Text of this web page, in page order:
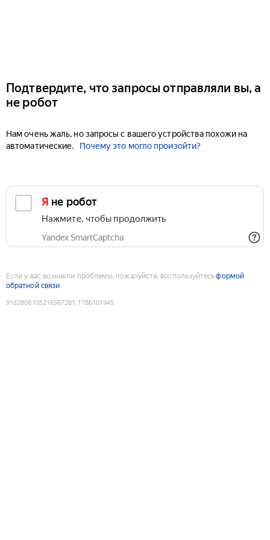
Подтвердите, что запросы отправляли вы, а
не робот
Нам очень жаль, но запросы с вашего устройства похожи на
автоматические.
Почему это могло произойти?
Я не робот
Нажмите, чтобы продолжить
Yandex SmartCaptcha
Если у вас возникли проблемы, пожалуйста, воспользуйтесьформой
обратной связи
9182808105216567281 :1786101945